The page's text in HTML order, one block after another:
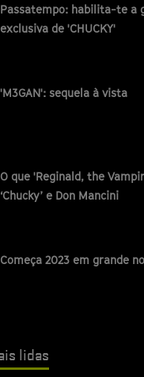
Passatempo: habilita-te a
exclusiva de 'CHUCKY'
'M3GAN': sequela à vista
O que 'Reginald, the
‘Chucky’ e Don Mancini
Começa 2023 em grande
lidas